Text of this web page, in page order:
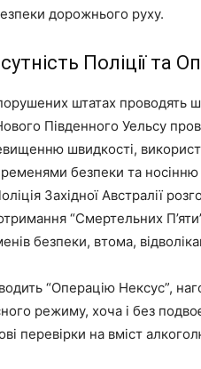
дорожнього руху.
Поліції та
штатах проводять
Південного Уельсу
швидкості,
безпеки та
Західної Австралії
“Смертельних
безпеки, втома,
“Операцію Нексус”,
режиму, хоча і без
перевірки на вміст